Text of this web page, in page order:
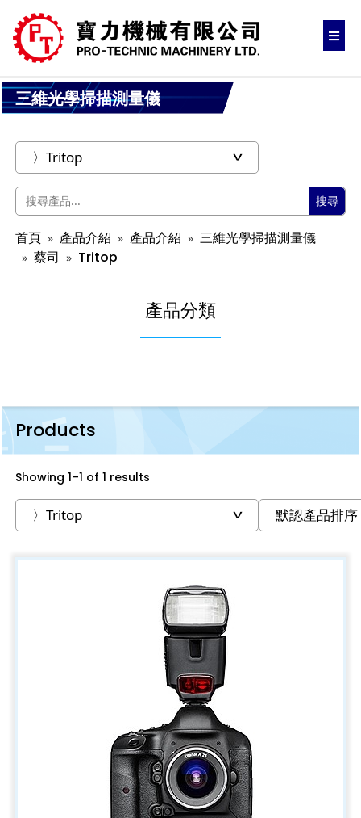
三維光學掃描測量儀
搜尋
首頁 產品介紹 產品介紹
三維光學掃描測量儀
蔡司
Tritop
產品分類
Products
Showing 1–1 of 1 results